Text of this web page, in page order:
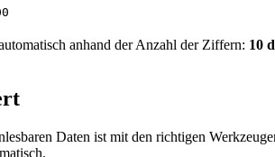
anhand der Anzahl der Ziffern: 10
Daten ist mit den richtigen